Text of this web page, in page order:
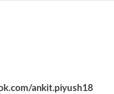
ankit.piyush18